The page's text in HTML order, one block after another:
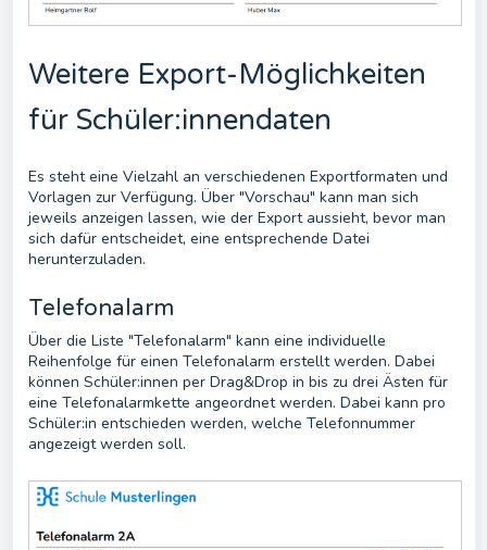
Weitere Export-Möglichkeiten
für Schüler:innendaten
Es steht eine Vielzahl an verschiedenen Exportformaten und
Vorlagen zur Verfügung. Über "Vorschau" kann man sich
jeweils anzeigen lassen, wie der Export aussieht, bevor man
sich dafür entscheidet, eine entsprechende Datei
herunterzuladen.
Telefonalarm
Über die Liste "Telefonalarm" kann eine individuelle
Reihenfolge für einen Telefonalarm erstellt werden. Dabei
können Schüler:innen per Drag&Drop in bis zu drei Ästen für
eine Telefonalarmkette angeordnet werden. Dabei kann pro
Schüler:in entschieden werden, welche Telefonnummer
angezeigt werden soll.